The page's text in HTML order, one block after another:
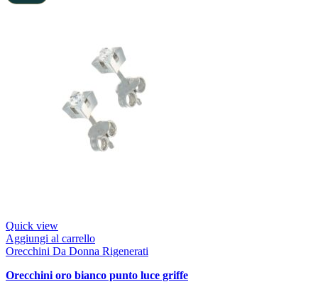
Quick view
Aggiungi al carrello
Orecchini Da Donna Rigenerati
orecchini oro bianco punto luce griffe